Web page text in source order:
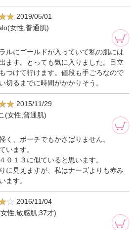
2019/05/01
女性,普通肌)
ルにゴールドが入っていて私の肌には
ます。とっても気に入りました。目立
つけて行けます。値段も手ごろなので
切るまでに時間がかかりそう。
2015/11/29
(女性,普通肌)
く、ポーチでもかさばりません。
います。
０１３に似ていると思います。
に見えますが、私はナーズよりも赤み
ます。
2016/11/04
性,敏感肌,37才)